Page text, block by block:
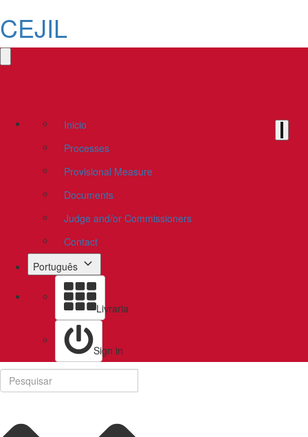
CEJIL
Inicio
Processes
Provisional Measure
Documents
Judge and/or Commissioners
Contact
Português
Livraria
Sign in